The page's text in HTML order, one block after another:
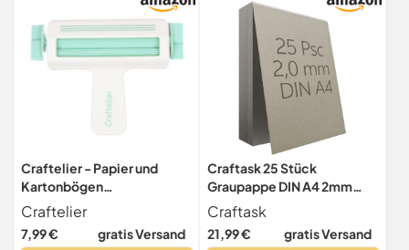
Craftelier - Papier und
Kartonbögen
Wellpappenmaschine,
Breite 11,2 cm (4,4")
Craftelier
7,99 € gratis Versand
Craftask 25 Stück
Graupappe DIN A4 2mm
Buchbinderpappe A4
Graukarton
Modellbaupappe Buchbind
Craftask
21,99 € gratis Versand